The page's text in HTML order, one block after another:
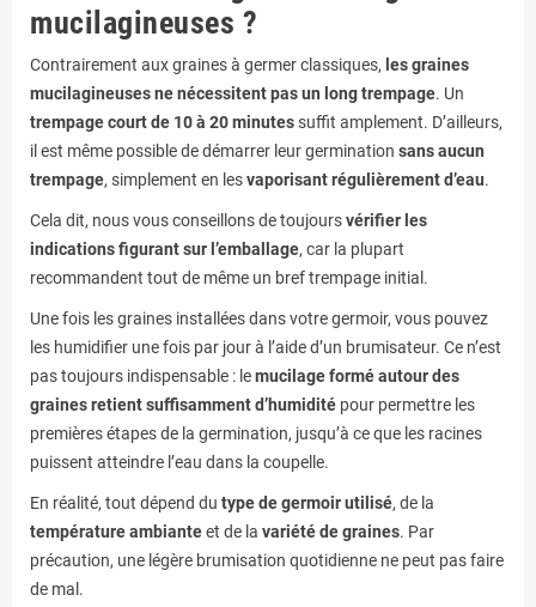
mucilagineuses ?
Contrairement aux graines à germer classiques, les graines
mucilagineuses ne nécessitent pas un long trempage. Un
trempage court de 10 à 20 minutessuffit amplement. D’ailleurs,
il est même possible de démarrer leur germination sans aucun
trempage, simplement en lesvaporisant régulièrement d’eau.
Cela dit, nous vous conseillons de toujoursvérifier les
indications figurant sur l’emballage, car la plupart
recommandent tout de même un bref trempage initial.
Une fois les graines installées dans votre germoir, vous pouvez
les humidifier une fois par jour à l’aide d’un brumisateur. Ce n’est
pas toujours indispensable : lemucilage formé autour des
graines retient suffisamment d’humidité pour permettre les
premières étapes de la germination, jusqu’à ce que les racines
puissent atteindre l’eau dans la coupelle.
En réalité, tout dépend du type de germoir utilisé, de la
température ambianteet de la variété de graines. Par
précaution, une légère brumisation quotidienne ne peut pas faire
de mal.